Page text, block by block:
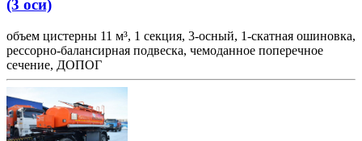
(3 оси)
объем цистерны 11 м³, 1 секция, 3-осный, 1-скатная ошиновка,
рессорно-балансирная подвеска, чемоданное поперечное
сечение, ДОПОГ